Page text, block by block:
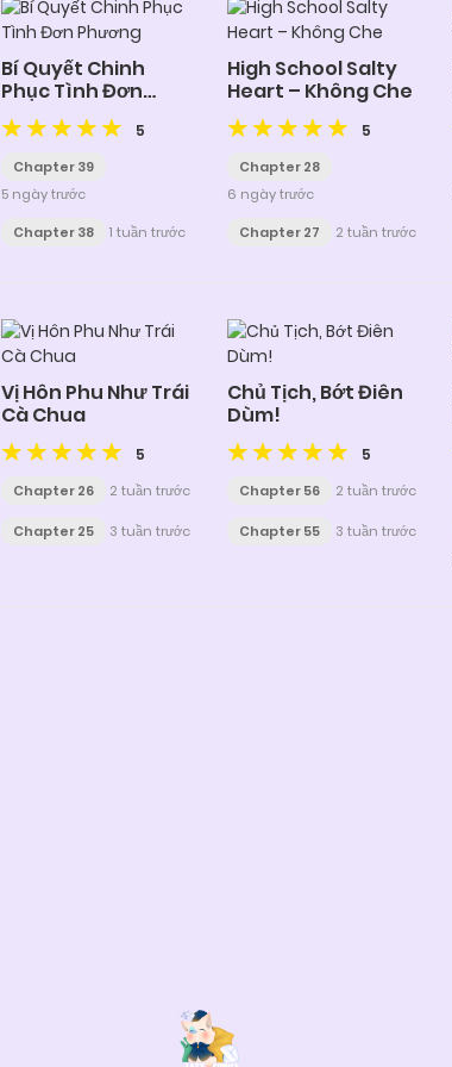
Bí Quyết Chinh
Phục Tình Đơn
Phương
5
Chapter 39
5 ngày trước
Chapter 38
1 tuần trước
High School Salty
Heart – Không Che
5
Chapter 28
6 ngày trước
Chapter 27
2 tuần trước
Vị Hôn Phu Như Trái
Cà Chua
5
Chapter 26 2 tuần trước
Chapter 25 3 tuần trước
Chủ Tịch, Bớt Điên
Dùm!
5
Chapter 56 2 tuần trước
Chapter 55 3 tuần trước